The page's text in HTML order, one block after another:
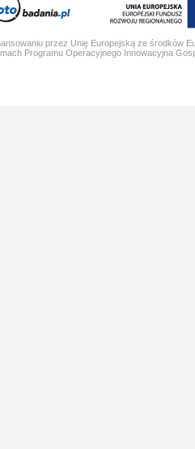
przez Unię Europejską ze środków
Programu Operacyjnego Innowacyjna